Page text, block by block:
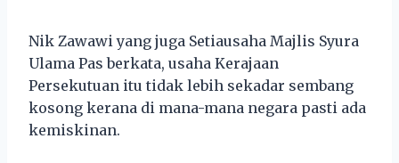
Nik Zawawi yang juga Setiausaha Majlis Syura
Ulama Pas berkata, usaha Kerajaan
Persekutuan itu tidak lebih sekadar sembang
kosong kerana di mana-mana negara pasti ada
kemiskinan.